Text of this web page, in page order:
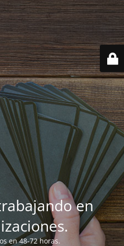
en
en 48-72 horas.